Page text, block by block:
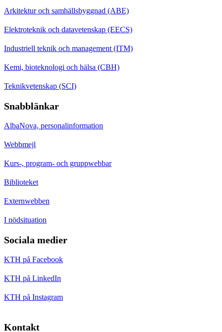
Arkitektur och samhällsbyggnad (ABE)
Elektroteknik och datavetenskap (EECS)
Industriell teknik och management (ITM)
Kemi, bioteknologi och hälsa (CBH)
Teknikvetenskap (SCI)
Snabblänkar
AlbaNova, personalinformation
Webbmejl
Kurs-, program- och gruppwebbar
Biblioteket
Externwebben
I nödsituation
Sociala medier
KTH på Facebook
KTH på LinkedIn
KTH på Instagram
Kontakt